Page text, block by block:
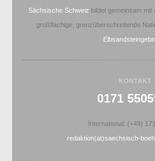
Sächsische Schweiz bildet gemeinsam mit
großflächige, grenzüberschreitende
KONTAKT
0171
International: (+49)
redaktion(at)saechsisch-